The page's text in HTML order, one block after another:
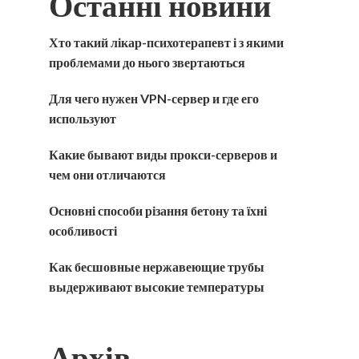
Хто такий лікар-психотерапевт і з якими
проблемами до нього звертаються
Для чего нужен VPN-сервер и где его
используют
Какие бывают виды прокси-серверов и
чем они отличаются
Основні способи різання бетону та їхні
особливості
Как бесшовные нержавеющие трубы
выдерживают высокие температуры